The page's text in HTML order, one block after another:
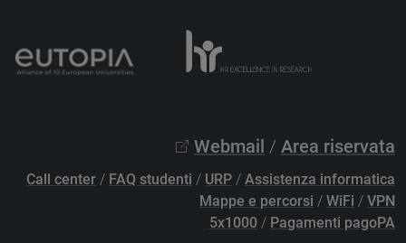
Webmail / Area riservata
Call center / FAQ studenti / URP / Assistenza informatica
Mappe e percorsi / WiFi / VPN
5x1000 / Pagamenti pagoPA